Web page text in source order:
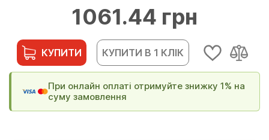
1061.44 грн
КУПИТИ КУПИТИ В 1 КЛІК
При онлайн оплаті отримуйте знижку 1% на
суму замовлення